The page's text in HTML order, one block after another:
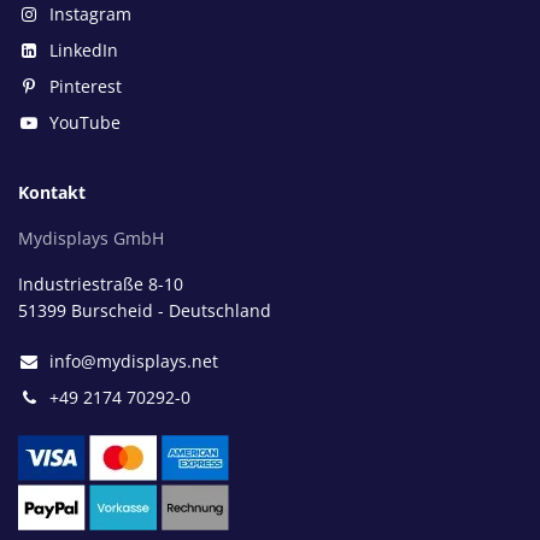
Instagram
LinkedIn
Pinterest
YouTube
Kontakt
Mydisplays GmbH
Industriestraße 8-10
51399 Burscheid - Deutschland
info@mydisplays.net
+49 2174 70292-0